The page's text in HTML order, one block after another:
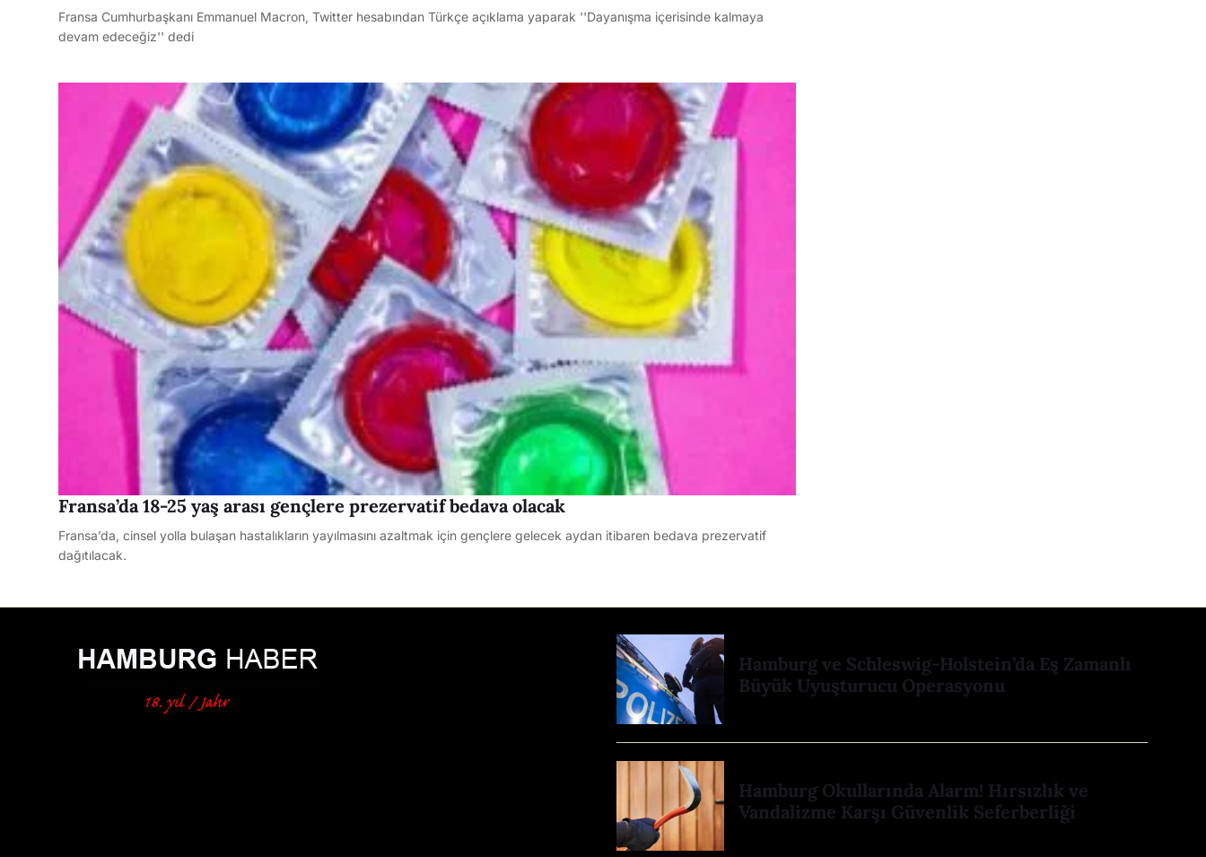
Fransa Cumhurbaşkanı Emmanuel Macron, Twitter hesabından Türkçe açıklama yaparak ''Dayanışma içerisinde kalmaya
devam edeceğiz'' dedi
Fransa’da 18-25 yaş arası gençlere prezervatif bedava olacak
Fransa’da, cinsel yolla bulaşan hastalıkların yayılmasını azaltmak için gençlere gelecek aydan itibaren bedava prezervatif
dağıtılacak.
Hamburg ve Schleswig-Holstein’da Eş Zamanlı
Büyük Uyuşturucu Operasyonu
Hamburg Okullarında Alarm! Hırsızlık ve
Vandalizme Karşı Güvenlik Seferberliği